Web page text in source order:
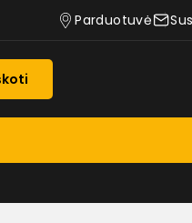
Parduotuvė